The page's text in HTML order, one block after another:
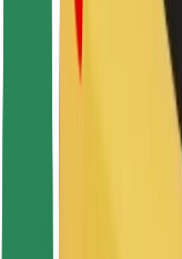
Pasažieru
Skrejriteņu
Drošības